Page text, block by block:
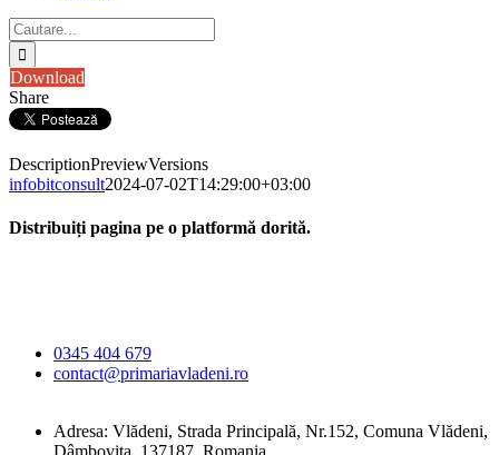
Cautare...
Download
Share
DescriptionPreviewVersions
infobitconsult2024-07-02T14:29:00+03:00
Distribuiți pagina pe o platformă dorită.
0345 404 679
contact@primariavladeni.ro
Adresa: Vlădeni, Strada Principală, Nr.152, Comuna Vlădeni,